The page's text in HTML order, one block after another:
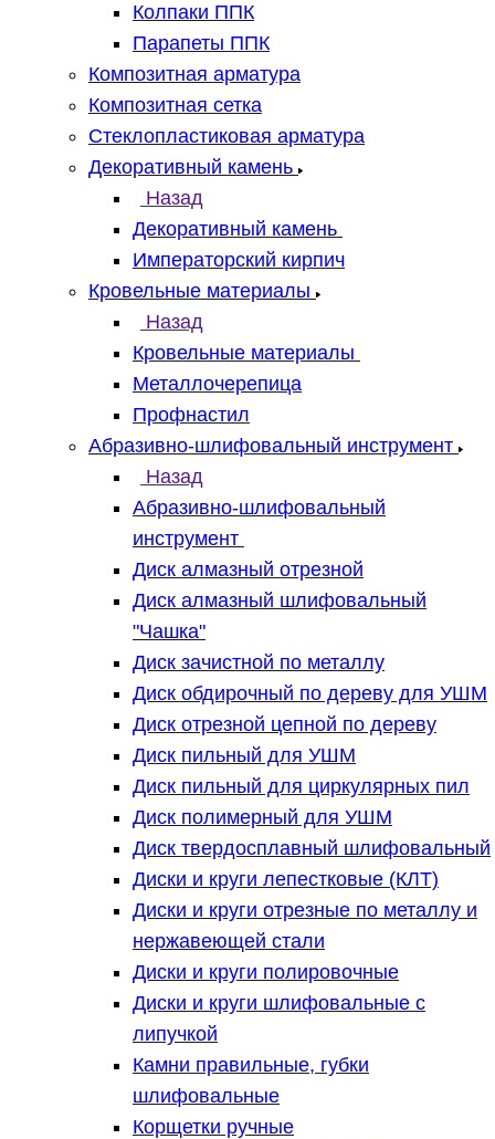
Колпаки ППК
Парапеты ППК
Композитная арматура
Композитная сетка
Стеклопластиковая арматура
Декоративный камень
Назад
Декоративный камень
Императорский кирпич
Кровельные материалы
Назад
Кровельные материалы
Металлочерепица
Профнастил
Абразивно-шлифовальный инструмент
Назад
Абразивно-шлифовальный
инструмент
Диск алмазный отрезной
Диск алмазный шлифовальный
"Чашка"
Диск зачистной по металлу
Диск обдирочный по дереву для УШМ
Диск отрезной цепной по дереву
Диск пильный для УШМ
Диск пильный для циркулярных пил
Диск полимерный для УШМ
Диск твердосплавный шлифовальный
Диски и круги лепестковые (КЛТ)
Диски и круги отрезные по металлу и
нержавеющей стали
Диски и круги полировочные
Диски и круги шлифовальные с
липучкой
Камни правильные, губки
шлифовальные
Корщетки ручные